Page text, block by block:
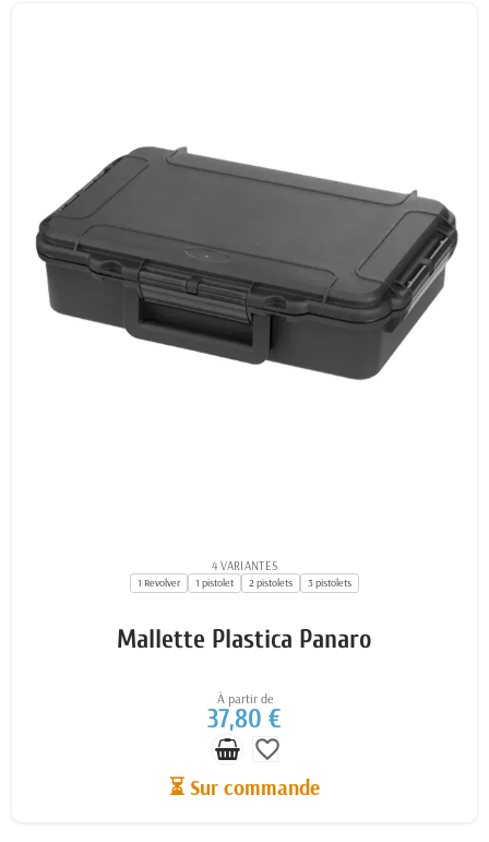
4 VARIANTES
1 Revolver 1 pistolet 2 pistolets 3 pistolets
Mallette Plastica Panaro
À partir de
37,80 €
favorite_border
⏳ Sur commande